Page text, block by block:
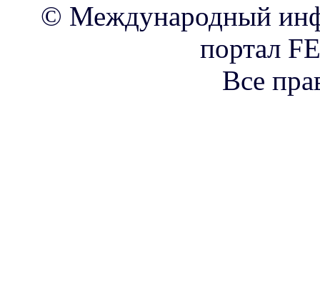
© Международный
портал
Все